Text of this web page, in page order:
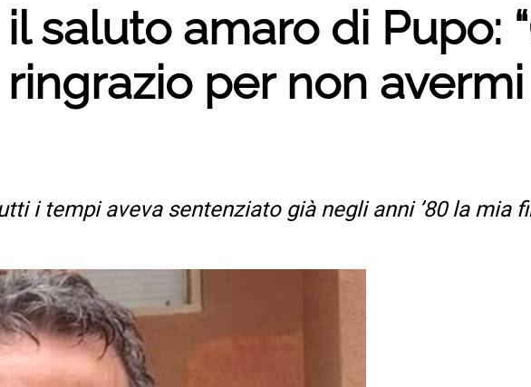
saluto amaro di Pupo:
per non
i tempi aveva sentenziato già negli anni ’80 la mia